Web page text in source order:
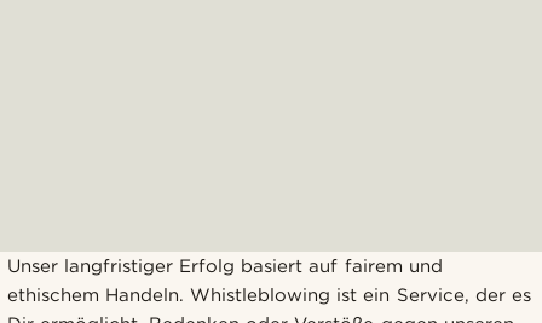
Unser langfristiger Erfolg basiert auf fairem und
ethischem Handeln. Whistleblowing ist ein Service, der es